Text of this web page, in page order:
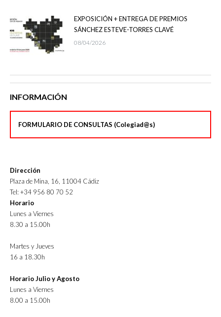
EXPOSICIÓN + ENTREGA DE PREMIOS
SÁNCHEZ ESTEVE-TORRES CLAVÉ
08/04/2026
INFORMACIÓN
FORMULARIO DE CONSULTAS (Colegiad@s)
Dirección
Plaza de Mina, 16, 11004 Cádiz
Tel: +34 956 80 70 52
Horario
Lunes a Viernes
8.30 a 15.00h
Martes y Jueves
16 a 18.30h
Horario Julio y Agosto
Lunes a Viernes
8.00 a 15.00h